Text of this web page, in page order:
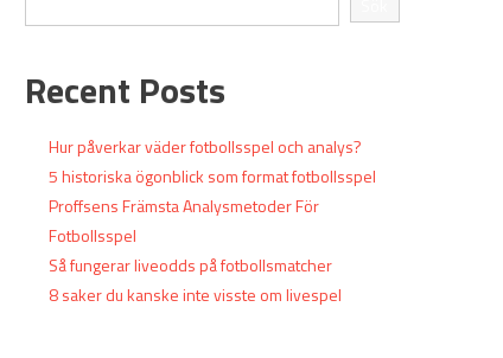
Recent Posts
Hur påverkar väder fotbollsspel och analys?
5 historiska ögonblick som format fotbollsspel
Proffsens Främsta Analysmetoder För
Fotbollsspel
Så fungerar liveodds på fotbollsmatcher
8 saker du kanske inte visste om livespel